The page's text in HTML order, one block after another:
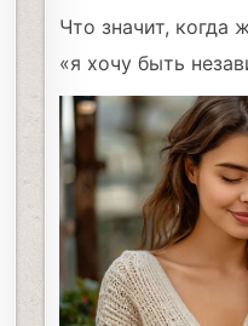
Что значит, когда
«я хочу быть